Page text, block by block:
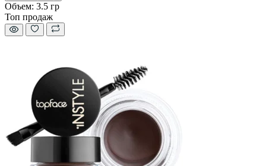
Объем: 3.5 гр
Топ продаж